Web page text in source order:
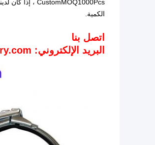
الكمية.
اتصل بنا
البريد الإلكتروني: export (at) ypmachinery.com